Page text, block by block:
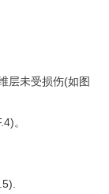
层未受损伤(如图
。